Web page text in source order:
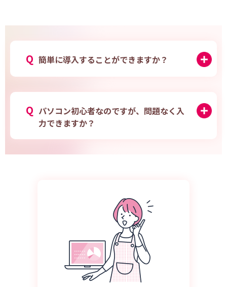
Q 簡単に導入することができますか？
Q パソコン初心者なのですが、問題なく入
力できますか？